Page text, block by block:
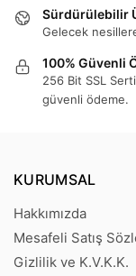
Sürdürülebilir
Gelecek
100% Güvenli
256 Bit SSL
güvenli ödeme.
KURUMSAL
Hakkımızda
Mesafeli Satış
Gizlilik ve K.V.K.K.